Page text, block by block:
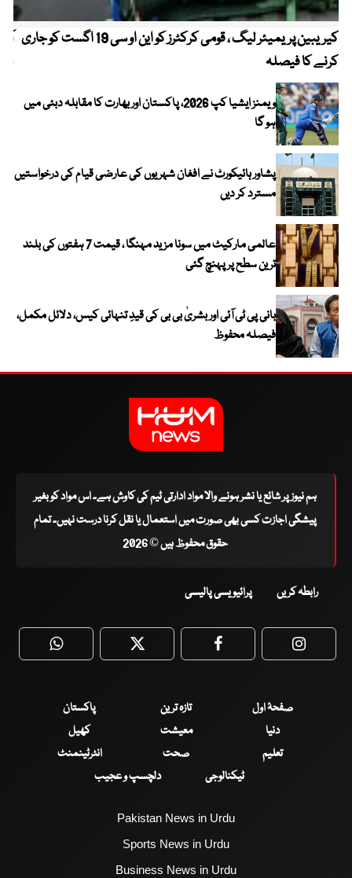
کیریبین پریمیئر لیگ ، قومی کرکٹرز کو این او سی 19 اگست کو جاری
کرنے کا فیصلہ
ویمنز ایشیا کپ 2026، پاکستان اور بھارت کا مقابلہ دبئی میں
ہو گا
پشاور ہائیکورٹ نے افغان شہریوں کی عارضی قیام کی درخواستیں
مسترد کر دیں
عالمی مارکیٹ میں سونا مزید مہنگا ، قیمت 7 ہفتوں کی بلند
ترین سطح پر پہنچ گئی
بانی پی ٹی آئی اور بشریٰ بی بی کی قیدِ تنہائی کیس، دلائل مکمل،
فیصلہ محفوظ
ہم نیوز پر شائع یا نشر ہونے والا مواد ادارتی ٹیم کی کاوش ہے۔ اس مواد کو بغیر
پیشگی اجازت کسی بھی صورت میں استعمال یا نقل کرنا درست نہیں۔ تمام
حقوق محفوظ ہیں © 2026
رابطہ کریں پرائیویسی پالیسی
WhatsApp Twitter Facebook
صفحۂ اول تازہ ترین
پاکستان
دنیا
معیشت
کھیل
تعلیم
صحت
انٹرٹینمنٹ
ٹیکنالوجی
دلچسپ و عجیب
Pakistan News in Urdu
Sports News in Urdu
Business News in Urdu